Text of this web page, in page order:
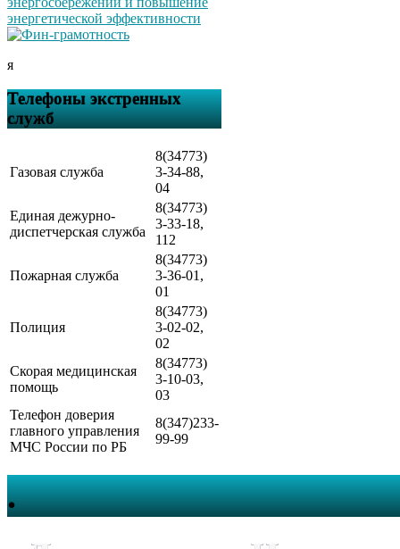
я
Телефоны экстренных
служб
Газовая служба
8(34773)
3-34-88,
04
Единая дежурно-
диспетчерская служба
8(34773)
3-33-18,
112
Пожарная служба
8(34773)
3-36-01,
01
Полиция
8(34773)
3-02-02,
02
Скорая медицинская
помощь
8(34773)
3-10-03,
03
Телефон доверия
главного управления
МЧС России по РБ
8(347)233-
99-99
.